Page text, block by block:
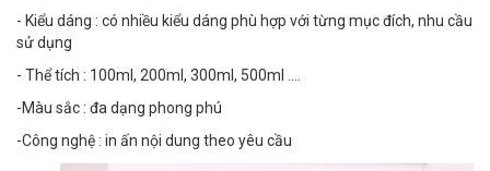
- Kiểu dáng : có nhiều kiểu dáng phù hợp với từng mục đích, nhu cầu
sử dụng
- Thể tích : 100ml, 200ml, 300ml, 500ml ....
-Màu sắc : đa dạng phong phú
-Công nghệ : in ấn nội dung theo yêu cầu